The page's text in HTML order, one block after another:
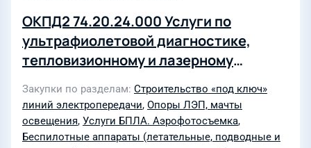
ОКПД2 74.20.24.000 Услуги по
ультрафиолетовой диагностике,
тепловизионному и лазерному
сканированию, техническому
осмотру, обследованию охранных
зон, дистанционному зондированию
земли, поопорному обследованию
Закупки по разделам Строительство «под ключ»
линий электропередачи, Опоры ЛЭП, мачты
освещения, Услуги БПЛА. Аэрофотосъемка,
Беспилотные аппараты (летательные, подводные и